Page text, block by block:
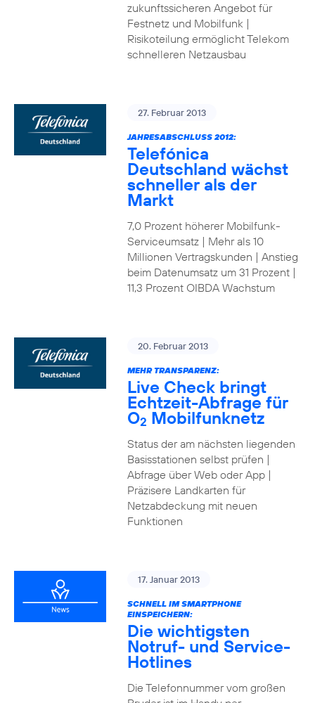
zukunftssicheren Angebot für
Festnetz und Mobilfunk |
Risikoteilung ermöglicht Telekom
schnelleren Netzausbau
27. Februar 2013
JAHRESABSCHLUSS 2012:
Telefónica
Deutschland wächst
schneller als der
Markt
7,0 Prozent höherer Mobilfunk-
Serviceumsatz | Mehr als 10
Millionen Vertragskunden | Anstieg
beim Datenumsatz um 31 Prozent |
11,3 Prozent OIBDA Wachstum
20. Februar 2013
MEHR TRANSPARENZ:
Live Check bringt
Echtzeit-Abfrage für
O2 Mobilfunknetz
Status der am nächsten liegenden
Basisstationen selbst prüfen |
Abfrage über Web oder App |
Präzisere Landkarten für
Netzabdeckung mit neuen
Funktionen
17. Januar 2013
SCHNELL IM SMARTPHONE
EINSPEICHERN:
Die wichtigsten
Notruf- und Service-
Hotlines
Die Telefonnummer vom großen